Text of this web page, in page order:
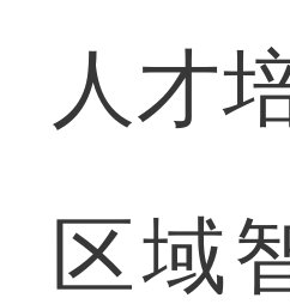
人才
区域